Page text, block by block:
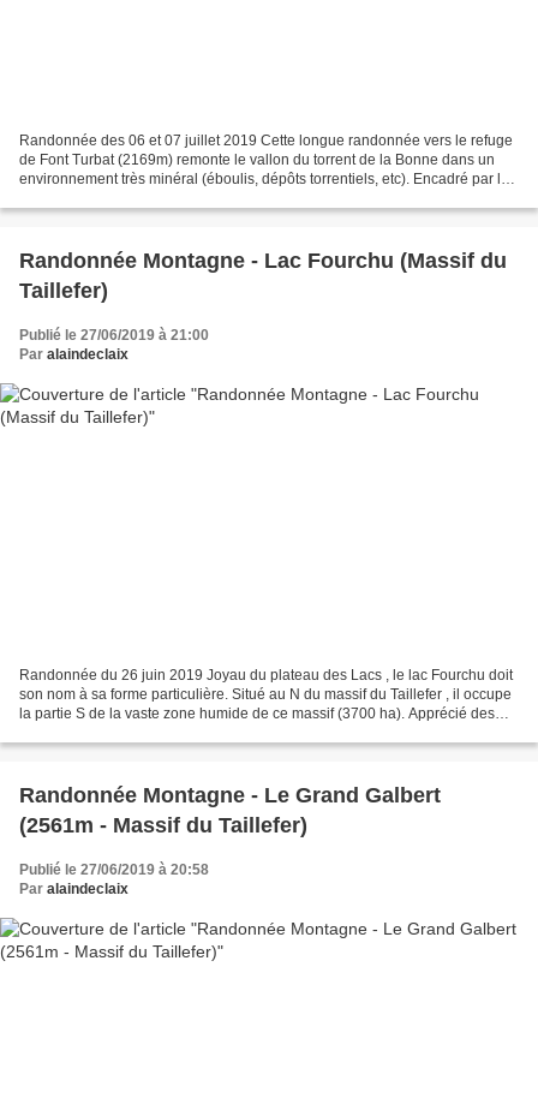
Randonnée des 06 et 07 juillet 2019 Cette longue randonnée vers le refuge
de Font Turbat (2169m) remonte le vallon du torrent de la Bonne dans un
environnement très minéral (éboulis, dépôts torrentiels, etc). Encadré par les
Randonnée Montagne - Lac Fourchu (Massif du
Taillefer)
Publié le 27/06/2019 à 21:00
Par alaindeclaix
Randonnée du 26 juin 2019 Joyau du plateau des Lacs , le lac Fourchu doit
son nom à sa forme particulière. Situé au N du massif du Taillefer , il occupe
la partie S de la vaste zone humide de ce massif (3700 ha). Apprécié des
Randonnée Montagne - Le Grand Galbert
(2561m - Massif du Taillefer)
Publié le 27/06/2019 à 20:58
Par alaindeclaix